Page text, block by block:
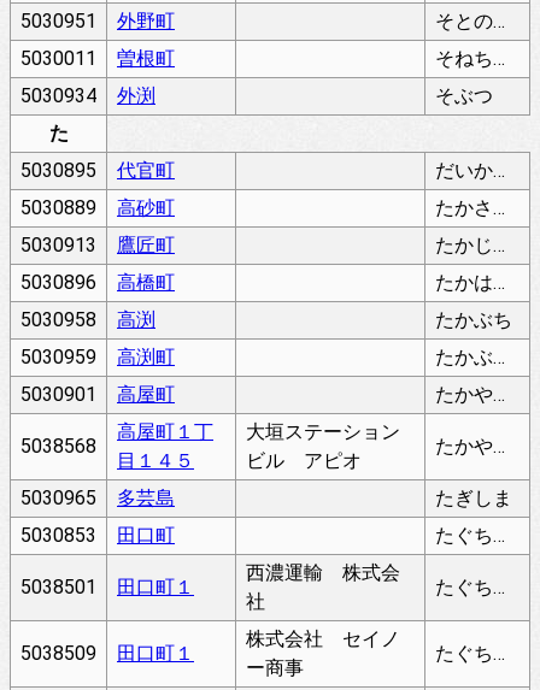
5030951
外野町
そとのちょう
5030011
曽根町
そねちょう
5030934
外渕
そぶつ
た
5030895
代官町
だいかんちょう
5030889
高砂町
たかさごちょう
5030913
鷹匠町
たかじょうちょう
5030896
高橋町
たかはしちょう
5030958
高渕
たかぶち
5030959
高渕町
たかぶちちょう
5030901
高屋町 たかやちょう
5038568
高屋町１丁
目１４５
大垣ステーション
ビル アピオ
たかやちょう
5030965 多芸島
たぎしま
5030853
田口町 たぐちちょう
5038501 田口町１
西濃運輸 株式会
社
たぐちちょう
5038509 田口町１
株式会社 セイノ
ー商事
たぐちちょう